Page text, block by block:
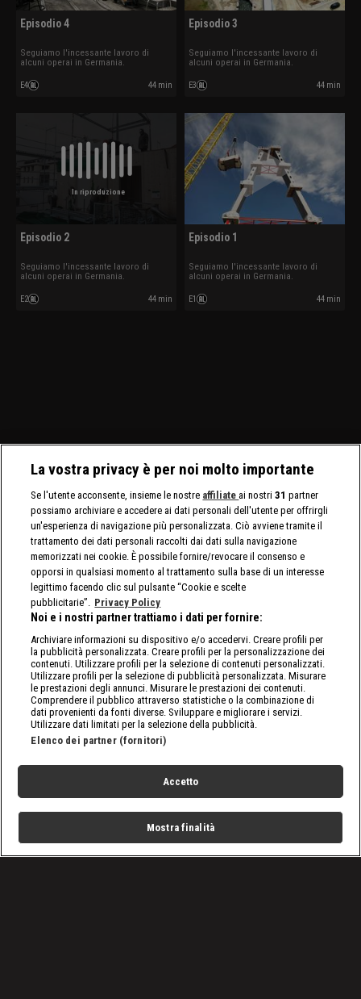
Episodio 4
Seguiamo l'incessante lavoro di
alcuni operai in Germania.
E4 44 min
Episodio 3
Seguiamo l'incessante lavoro di
alcuni operai in Germania.
E3 44 min
In riproduzione
Episodio 2
Seguiamo l'incessante lavoro di
alcuni operai in Germania.
E2 44 min
Episodio 1
Seguiamo l'incessante lavoro di
alcuni operai in Germania.
E1 44 min
La vostra privacy è per noi molto importante
Se l'utente acconsente, insieme le nostre affiliate ai nostri31 partner
possiamo archiviare e accedere ai dati personali dell'utente per offrirgli
un'esperienza di navigazione più personalizzata. Ciò avviene tramite il
trattamento dei dati personali raccolti dai dati sulla navigazione
memorizzati nei cookie. È possibile fornire/revocare il consenso e
opporsi in qualsiasi momento al trattamento sulla base di un interesse
legittimo facendo clic sul pulsante “Cookie e scelte
pubblicitarie”. Privacy Policy
Noi e i nostri partner trattiamo i dati per fornire:
Archiviare informazioni su dispositivo e/o accedervi. Creare profili per
la pubblicità personalizzata. Creare profili per la personalizzazione dei
contenuti. Utilizzare profili per la selezione di contenuti personalizzati.
Utilizzare profili per la selezione di pubblicità personalizzata. Misurare
le prestazioni degli annunci. Misurare le prestazioni dei contenuti.
Comprendere il pubblico attraverso statistiche o la combinazione di
dati provenienti da fonti diverse. Sviluppare e migliorare i servizi.
Utilizzare dati limitati per la selezione della pubblicità.
Elenco dei partner (fornitori)
Accetto
Mostra finalità